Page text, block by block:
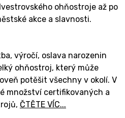
ohňostroje až po
akce a slavnosti.
výročí, oslava narozenin
ohňostroj, který může
potěšit všechny v okolí. V
množství certifikovaných a
ČTĚTE VÍC...